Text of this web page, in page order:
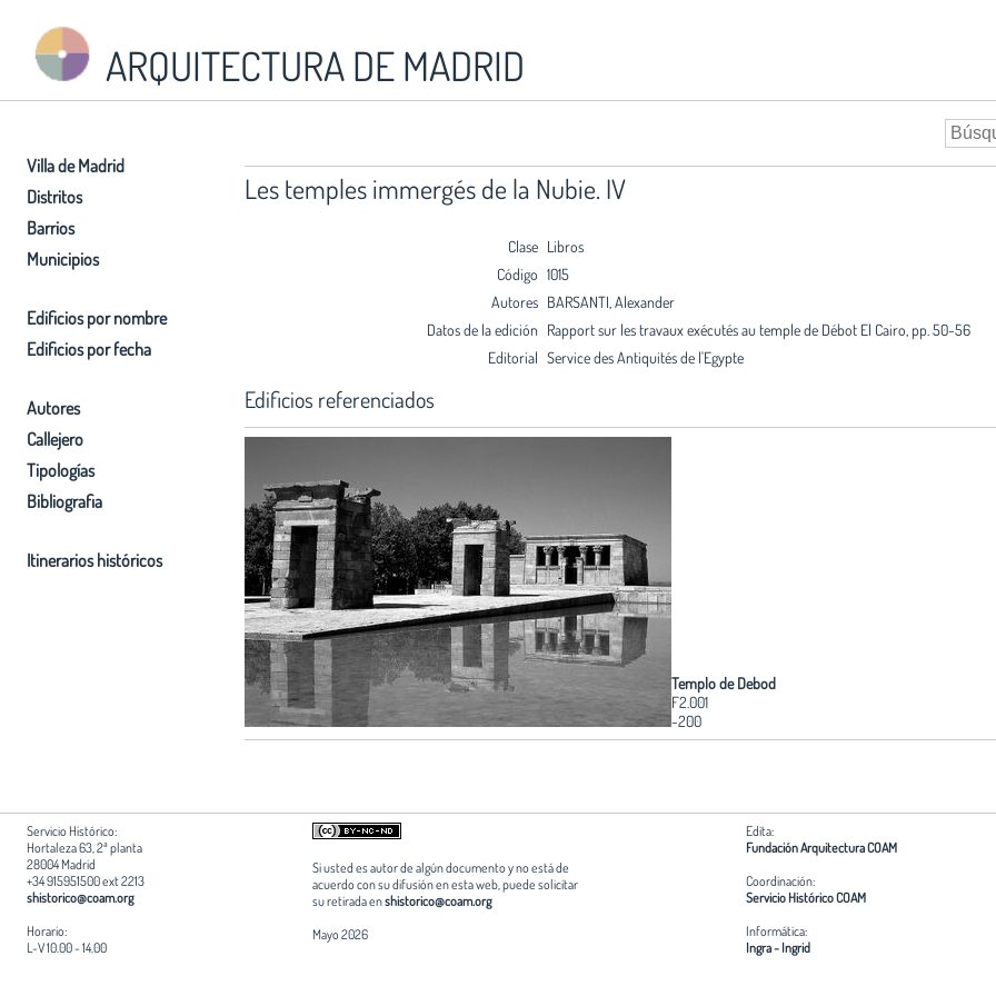
ARQUITECTURA DE MADRID
Villa de Madrid
Distritos
Barrios
Municipios
Edificios por nombre
Edificios por fecha
Autores
Callejero
Tipologías
Bibliografia
Itinerarios históricos
Les temples immergés de la Nubie. IV
Clase Libros
Código 1015
Autores BARSANTI, Alexander
Datos de la edición Rapport sur les travaux exécutés au temple de Débot El Cairo, pp. 50-56
Editorial Service des Antiquités de l'Egypte
Edificios referenciados
Templo de Debod
F2.001
-200
Servicio Histórico:
Hortaleza 63, 2ª planta
28004 Madrid
+34 915951500 ext 2213
shistorico@coam.org
Horario:
L-V 10.00 - 14.00
Si usted es autor de algún documento y no está de
acuerdo con su difusión en esta web, puede solicitar
su retirada enshistorico@coam.org
Mayo 2026
Edita:
Fundación Arquitectura COAM
Coordinación:
Servicio Histórico COAM
Informática:
Ingra - Ingrid